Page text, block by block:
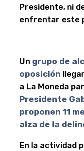
Presidente, ni
enfrentar este
Un grupo de
oposición
a La Moneda
Presidente
proponen 11
alza de la
En la actividad